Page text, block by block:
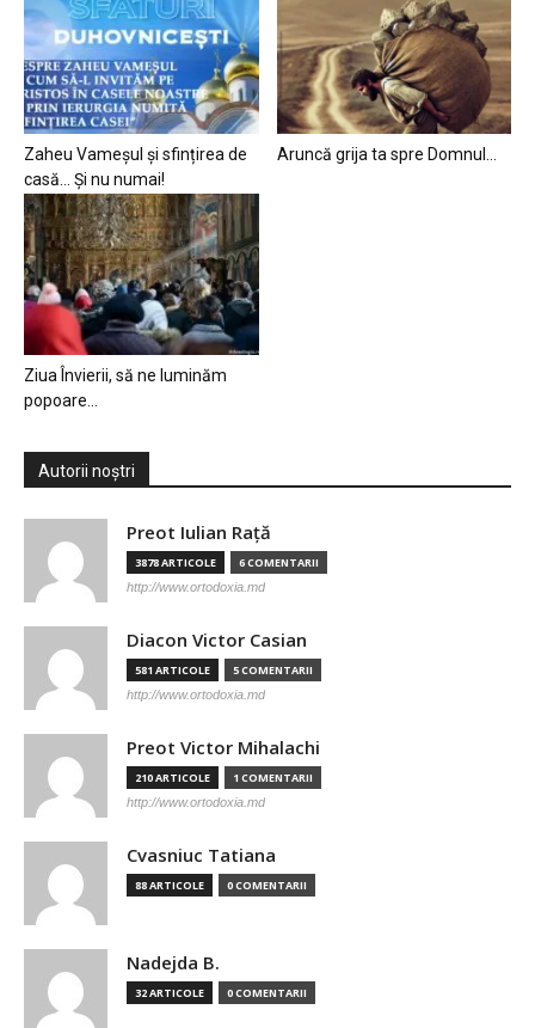
Zaheu Vameșul și sfințirea de
casă… Și nu numai!
Aruncă grija ta spre Domnul…
Ziua Învierii, să ne luminăm
popoare…
Autorii noștri
Preot Iulian Raţă
3878 ARTICOLE 6 COMENTARII
http://www.ortodoxia.md
Diacon Victor Casian
581 ARTICOLE 5 COMENTARII
http://www.ortodoxia.md
Preot Victor Mihalachi
210 ARTICOLE 1 COMENTARII
http://www.ortodoxia.md
Cvasniuc Tatiana
88 ARTICOLE 0 COMENTARII
Nadejda B.
32 ARTICOLE 0 COMENTARII